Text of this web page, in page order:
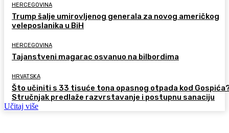
HERCEGOVINA
Trump šalje umirovljenog generala za novog američkog
veleposlanika u BiH
HERCEGOVINA
Tajanstveni magarac osvanuo na bilbordima
HRVATSKA
Što učiniti s 33 tisuće tona opasnog otpada kod
Stručnjak predlaže razvrstavanje i postupnu sanaciju
Učitaj više